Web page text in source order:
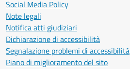
Social Media Policy
Note legali
Notifica atti giudiziari
Dichiarazione di accessibilità
Segnalazione problemi di accessibilità
Piano di miglioramento del sito